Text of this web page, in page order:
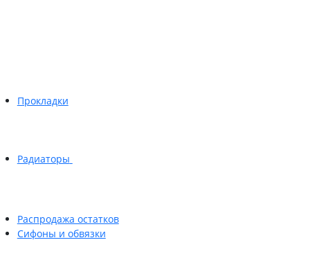
Прокладки
Радиаторы
Распродажа остатков
Сифоны и обвязки